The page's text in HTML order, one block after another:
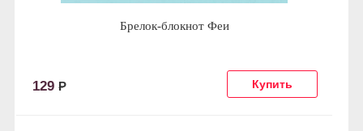
Брелок-блокнот Феи
129 Р